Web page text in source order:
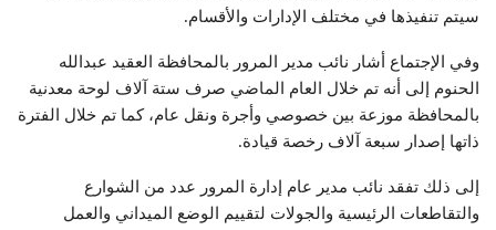
سيتم تنفيذها في مختلف الإدارات والأقسام.
وفي الإجتماع أشار نائب مدير المرور بالمحافظة العقيد عبدالله
الحنوم إلى أنه تم خلال العام الماضي صرف ستة آلاف لوحة معدنية
بالمحافظة موزعة بين خصوصي وأجرة ونقل عام، كما تم خلال الفترة
ذاتها إصدار سبعة آلاف رخصة قيادة.
إلى ذلك تفقد نائب مدير عام إدارة المرور عدد من الشوارع
والتقاطعات الرئيسية والجولات لتقييم الوضع الميداني والعمل